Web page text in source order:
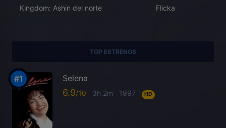
Kingdom: Ashin del norte Flicka
TOP ESTRENOS
Selena
6.9 3h 2m 1997 HD